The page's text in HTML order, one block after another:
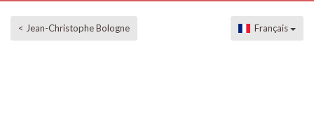
< Jean-Christophe Bologne Français